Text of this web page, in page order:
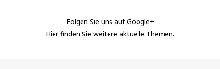
Folgen Sie uns auf Google+
Hier finden Sie weitere aktuelle Themen.